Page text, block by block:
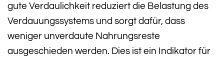
gute Verdaulichkeit reduziert die Belastung des
Verdauungssystems und sorgt dafür, dass
weniger unverdaute Nahrungsreste
ausgeschieden werden. Dies ist ein Indikator für